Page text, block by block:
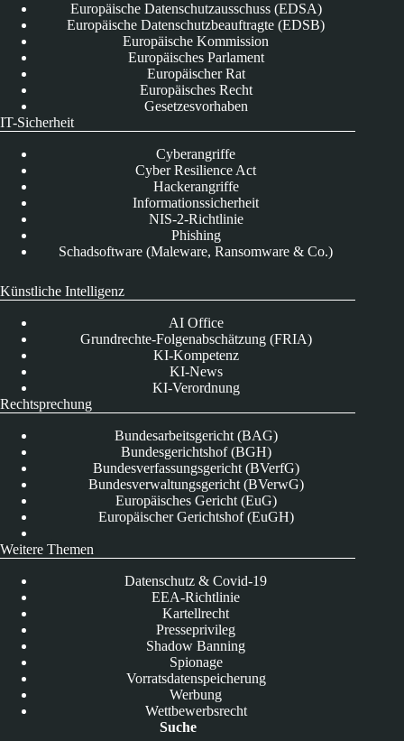
Europäische Datenschutzausschuss (EDSA)
Europäische Datenschutzbeauftragte (EDSB)
Europäische Kommission
Europäisches Parlament
Europäischer Rat
Europäisches Recht
Gesetzesvorhaben
IT-Sicherheit
Cyberangriffe
Cyber Resilience Act
Hackerangriffe
Informationssicherheit
NIS-2-Richtlinie
Phishing
Schadsoftware (Maleware, Ransomware & Co.)
Künstliche Intelligenz
AI Office
Grundrechte-Folgenabschätzung (FRIA)
KI-Kompetenz
KI-News
KI-Verordnung
Rechtsprechung
Bundesarbeitsgericht (BAG)
Bundesgerichtshof (BGH)
Bundesverfassungsgericht (BVerfG)
Bundesverwaltungsgericht (BVerwG)
Europäisches Gericht (EuG)
Europäischer Gerichtshof (EuGH)
Weitere Themen
Datenschutz & Covid-19
EEA-Richtlinie
Kartellrecht
Presseprivileg
Shadow Banning
Spionage
Vorratsdatenspeicherung
Werbung
Wettbewerbsrecht
Suche